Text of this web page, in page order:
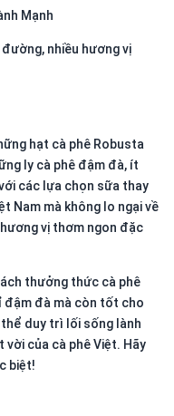
Mạnh
nhiều hương vị
hạt cà phê Robusta
ly cà phê đậm đà, ít
các lựa chọn sữa thay
Nam mà không lo ngại về
vị thơm ngon đặc
thưởng thức cà phê
đậm đà mà còn tốt cho
duy trì lối sống lành
vời của cà phê Việt. Hãy
biệt!